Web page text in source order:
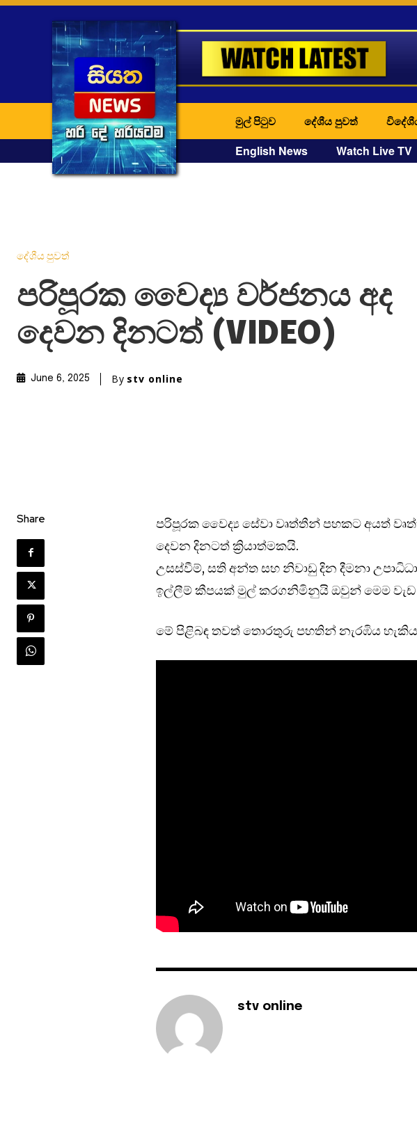
මුල් පිටුව දේශීය පුවත්
English News Watch Live TV
දේශීය පුවත්
පරිපූරක වෛද්‍ය වර්ජනය අද
දෙවන දිනටත් (VIDEO)
June 6, 2025 By stv online
Share
පරිපූරක වෛද්‍ය සේවා වෘත්තීන් පහකට අයත්
දෙවන දිනටත් ක්‍රියාත්මකයි.
උසස්වීම්, සති අන්ත සහ නිවාඩු දින දීමනා
ඉල්ලීම් කීපයක් මුල් කරගනිමිනුයි ඔවුන් මෙම
මේ පිළිබඳ තවත් තොරතුරු පහතින් නැරඹිය
stv online